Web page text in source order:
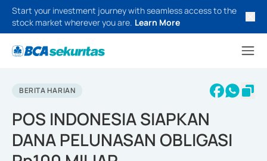
Start your investment journey with seamless access to the
stock market wherever you are. Learn More
BERITA HARIAN
POS INDONESIA SIAPKAN
DANA PELUNASAN OBLIGASI